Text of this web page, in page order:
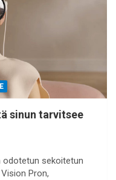
sinun tarvitsee
odotetun sekoitetun
Pron,